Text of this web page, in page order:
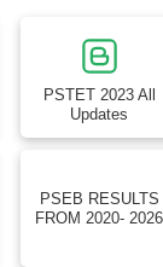
PSTET 2023 All
Updates
PSEB RESULTS
FROM 2020- 2026